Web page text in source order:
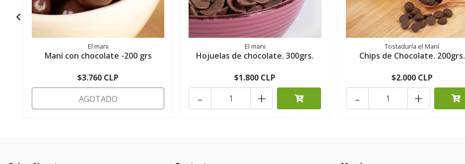
El mani
Maní con chocolate -200 grs
$3.760 CLP
AGOTADO
El mani
Hojuelas de chocolate. 300grs.
$1.800 CLP
+
-
Tostaduría el Maní
Chips de Chocolate. 200grs.
$2.000 CLP
+
-